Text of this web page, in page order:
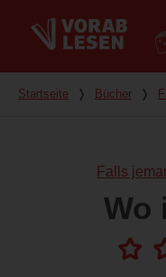
Du bist hier
Startseite ❭ Bücher ❭
Falls
Wo